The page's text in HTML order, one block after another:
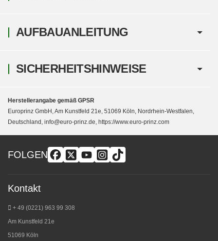
AUFBAUANLEITUNG
SICHERHEITSHINWEISE
Herstellerangabe gemäß GPSR
Europrinz GmbH, Am Kunstfeld 21e, 51069 Köln, Nordrhein-Westfalen,
Deutschland, info@euro-prinz.de, https://www.euro-prinz.com
FOLGEN
Kontakt
+ 49 (0221) 963 99 308
Am Kunstfeld 21e
51069 Köln